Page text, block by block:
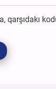
qarşıdakı